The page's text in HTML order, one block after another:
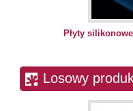
Płyty
Losowy